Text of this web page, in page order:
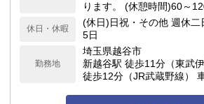
ります。 (休憩時間)60～
休日・休暇
(休日)日祝・その他 週休
5日
勤務地
埼玉県越谷市
新越谷駅 徒歩11分（東武
徒歩12分（JR武蔵野線）